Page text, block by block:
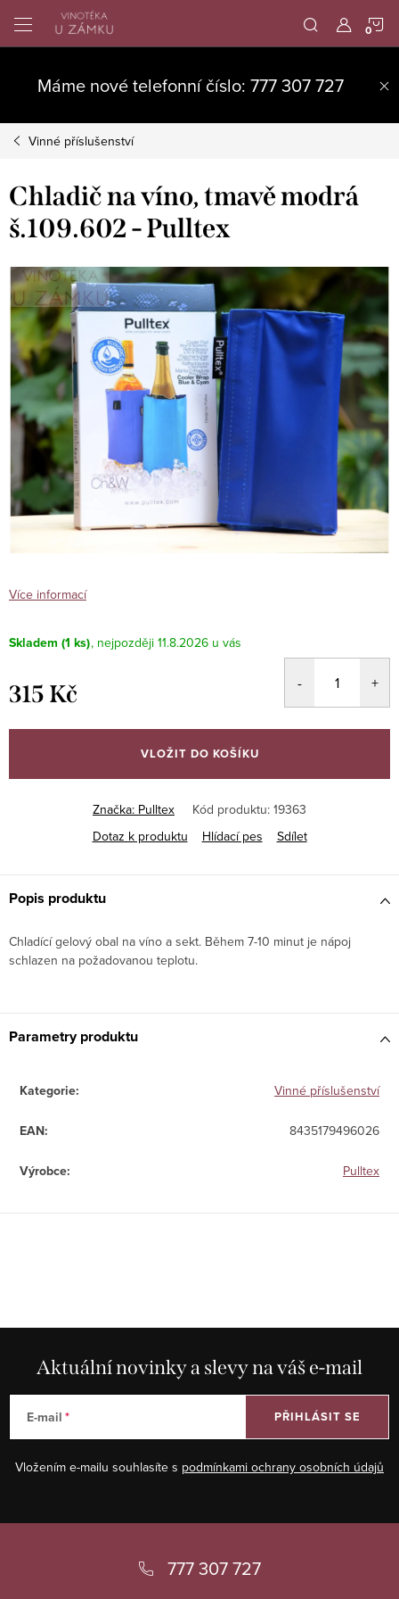
obsah
Máme nové telefonní číslo: 777 307 727
Vinné příslušenství
Chladič na víno, tmavě modrá
š.109.602 - Pulltex
Více informací
Skladem (1 ks) 11.8.2026
315 Kč
cena:
VLOŽIT DO KOŠÍKU
Značka: Pulltex Kód produktu: 19363
Dotaz k produktu
Hlídací pes Sdílet
Popis produktu
Chladící gelový obal na víno a sekt. Během 7-10 minut je nápoj
schlazen na požadovanou teplotu.
Parametry produktu
Kategorie: Vinné příslušenství
EAN: 8435179496026
Výrobce: Pulltex
Aktuální novinky a slevy na váš e-mail
E-mail
Vložením e-mailu souhlasíte s podmínkami ochrany osobních údajů
PŘIHLÁSIT SE
777 307 727